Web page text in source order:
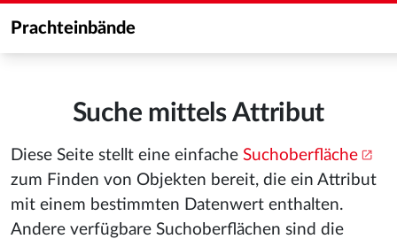
Prachteinbände
Suche mittels Attribut
Diese Seite stellt eine einfache Suchoberfläche
zum Finden von Objekten bereit, die ein Attribut
mit einem bestimmten Datenwert enthalten.
Andere verfügbare Suchoberflächen sind die